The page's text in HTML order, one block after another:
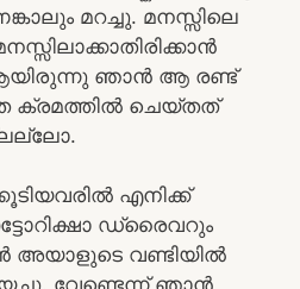
മറച്ചു. മനസ്സിലെ
ഞാൻ ആ രണ്ട്
ക്രമത്തിൽ ചെയ്തത്
എനിക്ക്
ഡ്രൈവറും
അയാളുടെ വണ്ടിയിൽ
വേണ്ടെന്ന് ഞാൻ